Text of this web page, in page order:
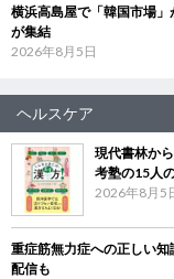
横浜高島屋で「韓国市場
が集結
2026年8月5日
ヘルスケア
現代書林か
考塾の15人
2026年8月5
重症筋無力症への正しい
配信も